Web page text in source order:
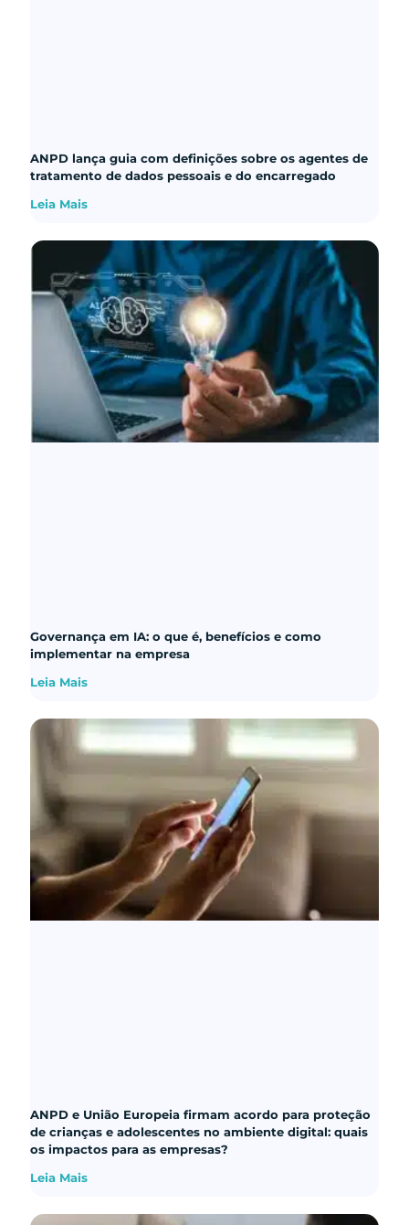
ANPD lança guia com definições sobre os agentes de
tratamento de dados pessoais e do encarregado
Leia Mais
Governança em IA: o que é, benefícios e como
implementar na empresa
Leia Mais
ANPD e União Europeia firmam acordo para proteção
de crianças e adolescentes no ambiente digital: quais
os impactos para as empresas?
Leia Mais